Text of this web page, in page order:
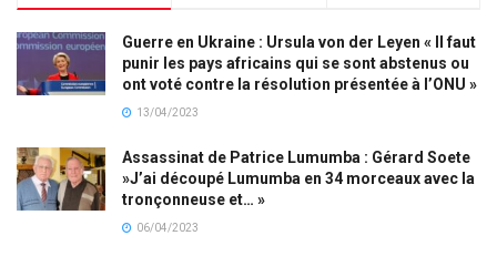
Guerre en Ukraine : Ursula von der Leyen « Il faut
punir les pays africains qui se sont abstenus ou
ont voté contre la résolution présentée à l’ONU »
13/04/2023
Assassinat de Patrice Lumumba : Gérard Soete
»J’ai découpé Lumumba en 34 morceaux avec la
tronçonneuse et… »
06/04/2023